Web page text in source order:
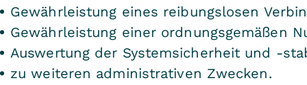
Gewährleistung eines reibungslosen
Gewährleistung einer ordnungsgemäßen
Auswertung der Systemsicherheit und -
zu weiteren administrativen Zwecken.